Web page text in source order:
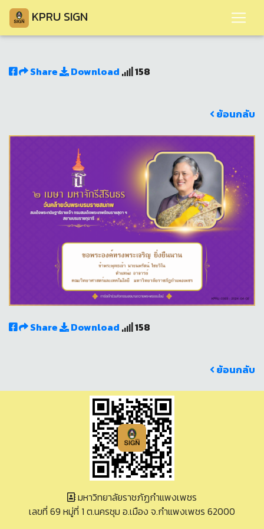
KPRU SIGN
Share Download 158
ย้อนกลับ
Share Download 158
ย้อนกลับ
มหาวิทยาลัยราชภัฏกำแพงเพชร
เลขที่ 69 หมู่ที่ 1 ต.นครชุม อ.เมือง จ.กำแพงเพชร 62000